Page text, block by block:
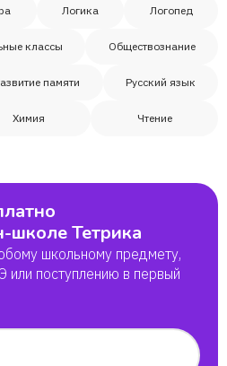
Логика Логопед
классы Обществознание
памяти Русский язык
Химия Чтение
школе Тетрика
школьному предмету,
или поступлению в первый